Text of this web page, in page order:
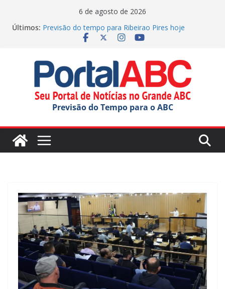
6 de agosto de 2026
Últimos: Previsão do tempo para Ribeirao Pires hoje
(06/08/2026)
Jornada do Patrimônio tem atividades em Santo
André
Ana Carolina Serra comemora criação da lei do Pix
Pensão Alimentícia
Previsão do tempo para Rio Grande Da Serra hoje
(06/08/2026)
Previsão do Tempo para o ABC